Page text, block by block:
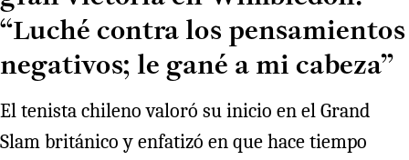
“Luché contra los pensamientos
negativos; le gané a mi cabeza”
El tenista chileno valoró su inicio en el Grand
Slam británico y enfatizó en que hace tiempo